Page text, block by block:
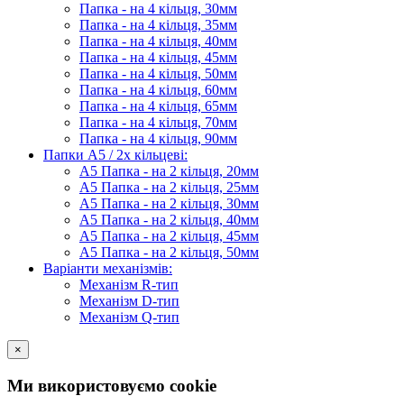
Папка - на 4 кільця, 30мм
Папка - на 4 кільця, 35мм
Папка - на 4 кільця, 40мм
Папка - на 4 кільця, 45мм
Папка - на 4 кільця, 50мм
Папка - на 4 кільця, 60мм
Папка - на 4 кільця, 65мм
Папка - на 4 кільця, 70мм
Папка - на 4 кільця, 90мм
Папки А5 / 2х кільцеві:
А5 Папка - на 2 кільця, 20мм
А5 Папка - на 2 кільця, 25мм
А5 Папка - на 2 кільця, 30мм
А5 Папка - на 2 кільця, 40мм
А5 Папка - на 2 кільця, 45мм
А5 Папка - на 2 кільця, 50мм
Варіанти механізмів:
Механізм R-тип
Механізм D-тип
Механізм Q-тип
×
Ми використовуємо cookie